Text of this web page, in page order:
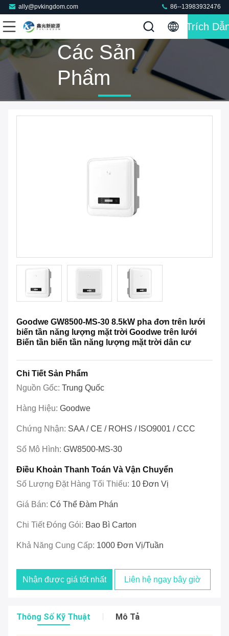
ally@pvkingdom.com 86--13983932476
Trích
Các Sản
Phẩm
Goodwe GW8500-MS-30 8.5kW pha đơn trên lưới
biến tần năng lượng mặt trời Goodwe trên lưới
Biến tần biến tần năng lượng mặt trời dân cư
Chi Tiết Sản Phẩm
Nguồn Gốc: Trung Quốc
Hàng Hiệu: Goodwe
Chứng Nhận: SAA / CE / ROHS / ISO9001 / CCC
Số Mô Hình: GW8500-MS-30
Điều Khoản Thanh Toán Và Vận Chuyển
Số Lượng Đặt Hàng Tối Thiểu: 10 Đơn Vị
Giá Bán: Có Thể Đàm Phán
Chi Tiết Đóng Gói: Bao Bì Carton
Khả Năng Cung Cấp: 1000 Đơn Vị/tuần
Nhận được giá tốt nhất Liên hệ ngay bây giờ
Thông Số Kỹ Thuật Mô Tả